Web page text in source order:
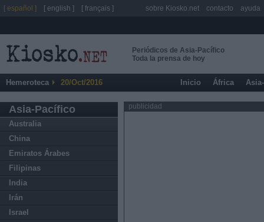
Periódicos de Asia-Pacífico
Toda la prensa de hoy
Hemeroteca 20/Oct/2016 Inicio África
Asia-Pacífico
Australia
China
Emiratos Árabes
Filipinas
India
Irán
Israel
publicidad
[ español ] [ english ] [ français ] sobre Kiosko.net contacto ayuda